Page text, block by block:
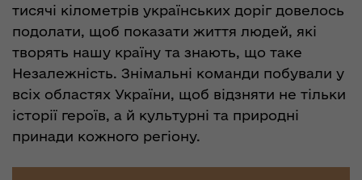
тисячі кілометрів українських доріг довелось
подолати, щоб показати життя людей, які
творять нашу країну та знають, що таке
Незалежність. Знімальні команди побували у
всіх областях України, щоб відзняти не тільки
історії героїв, а й культурні та природні
принади кожного регіону.